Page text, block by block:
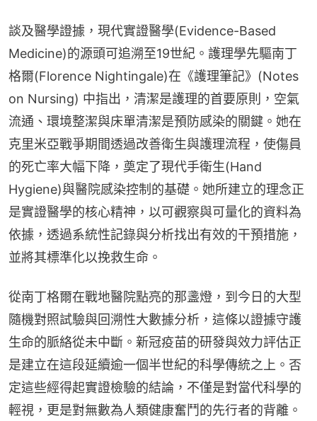
談及醫學證據，現代實證醫學(Evidence-Based
Medicine)的源頭可追溯至19世紀。護理學先驅南丁
格爾(Florence Nightingale)在《護理筆記》(Notes
on Nursing) 中指出，清潔是護理的首要原則，空氣
流通、環境整潔與床單清潔是預防感染的關鍵。她在
克里米亞戰爭期間透過改善衛生與護理流程，使傷員
的死亡率大幅下降，奠定了現代手衛生(Hand
Hygiene)與醫院感染控制的基礎。她所建立的理念正
是實證醫學的核心精神，以可觀察與可量化的資料為
依據，透過系統性記錄與分析找出有效的干預措施，
並將其標準化以挽救生命。
從南丁格爾在戰地醫院點亮的那盞燈，到今日的大型
隨機對照試驗與回溯性大數據分析，這條以證據守護
生命的脈絡從未中斷。新冠疫苗的研發與效力評估正
是建立在這段延續逾一個半世紀的科學傳統之上。否
定這些經得起實證檢驗的結論，不僅是對當代科學的
輕視，更是對無數為人類健康奮鬥的先行者的背離。